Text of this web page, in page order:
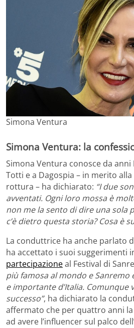
Simona Ventura
Simona Ventura: la
Simona Ventura conosce da anni
Totti e a Dagospia – in merito
rottura – ha dichiarato: “I due
avventati. Ogni loro mossa è
non me la sento di dire una sola
c’è dietro questa storia? Cosa è
La conduttrice ha anche parlato
ha accettato i suoi suggerimenti
partecipazioneal Festival di
più famosa al mondo e Sanremo
e importante d’Italia. Comunque
successo”, ha dichiarato la
affermato che per quattro anni
ad avere l’influencer sul palco